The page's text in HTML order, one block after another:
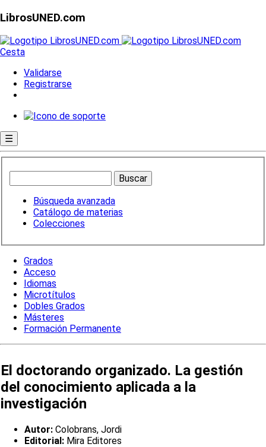
LibrosUNED.com
Cesta
Validarse
Registrarse
☰
Búsqueda avanzada
Catálogo de materias
Colecciones
Grados
Acceso
Idiomas
Microtítulos
Dobles Grados
Másteres
Formación Permanente
El doctorando organizado. La gestión
del conocimiento aplicada a la
investigación
Autor: Colobrans, Jordi
Editorial: Mira Editores